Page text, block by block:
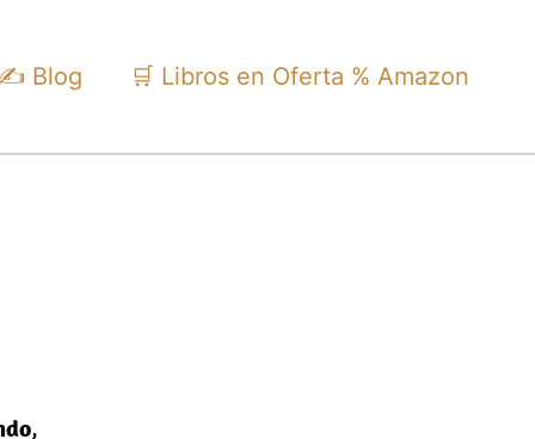
✍️ Blog 🛒 Libros en Oferta % Amazon
,